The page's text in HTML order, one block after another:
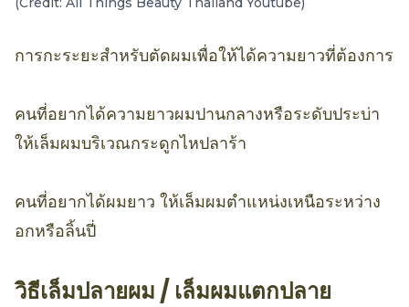
การกะระยะสำหรับตัดผมเพื่อให้ได้ความยาวที่ต้องการ
คนที่อยากได้ความยาวผมปานกลางหรือระดับประบ่า
ให้เล็มผมบริเวณกระดูกไหปลาร้า
คนที่อยากได้ผมยาว ให้เล็มผมตำแหน่งเหนือระหว่าง
อกหรือลิ้นปี่
วิธีเล็มปลายผม / เล็มผมแตกปลาย